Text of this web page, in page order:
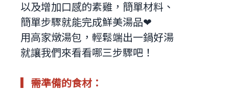
以及增加口感的素雞，簡單材料、
簡單步驟就能完成鮮美湯品❤
用高家燉湯包，輕鬆端出一鍋好湯
就讓我們來看看哪三步驟吧！
▎需準備的食材：